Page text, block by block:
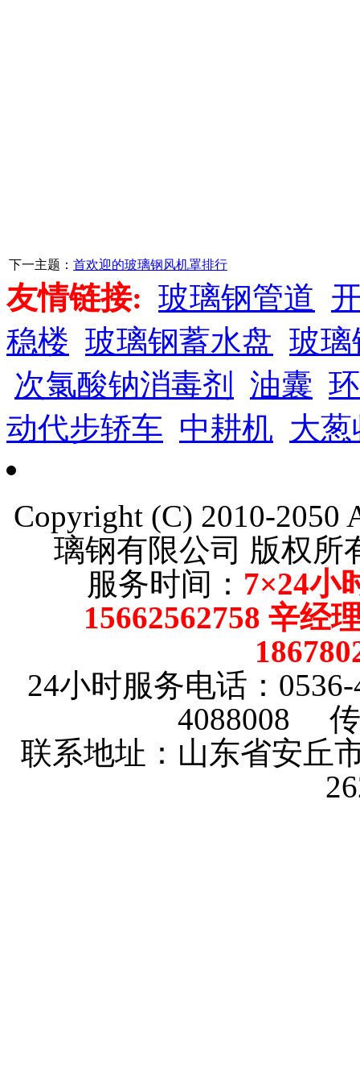
下一主题： 首欢迎的玻璃钢风机罩排行
友情链接: 玻璃钢管道
稳楼 玻璃钢蓄水盘 玻璃
次氯酸钠消毒剂
油囊
动代步轿车 中耕机 大
Copyright (C) 2010-2050
璃钢有限公司 版权
服务时间： 7×24小
15662562758 辛
24小时服务电话：
4088008 传
联系地址：山东省安丘